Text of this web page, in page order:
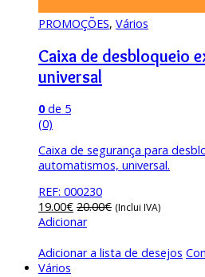
PROMOÇÕES, Vários
Caixa de desbloqueio
universal
0de 5
(0)
Caixa de segurança para
automatismos, universal.
REF: 000230
19.00€ 20.00€ (Inclui IVA)
Adicionar
Adicionar a lista de desejos
Vários